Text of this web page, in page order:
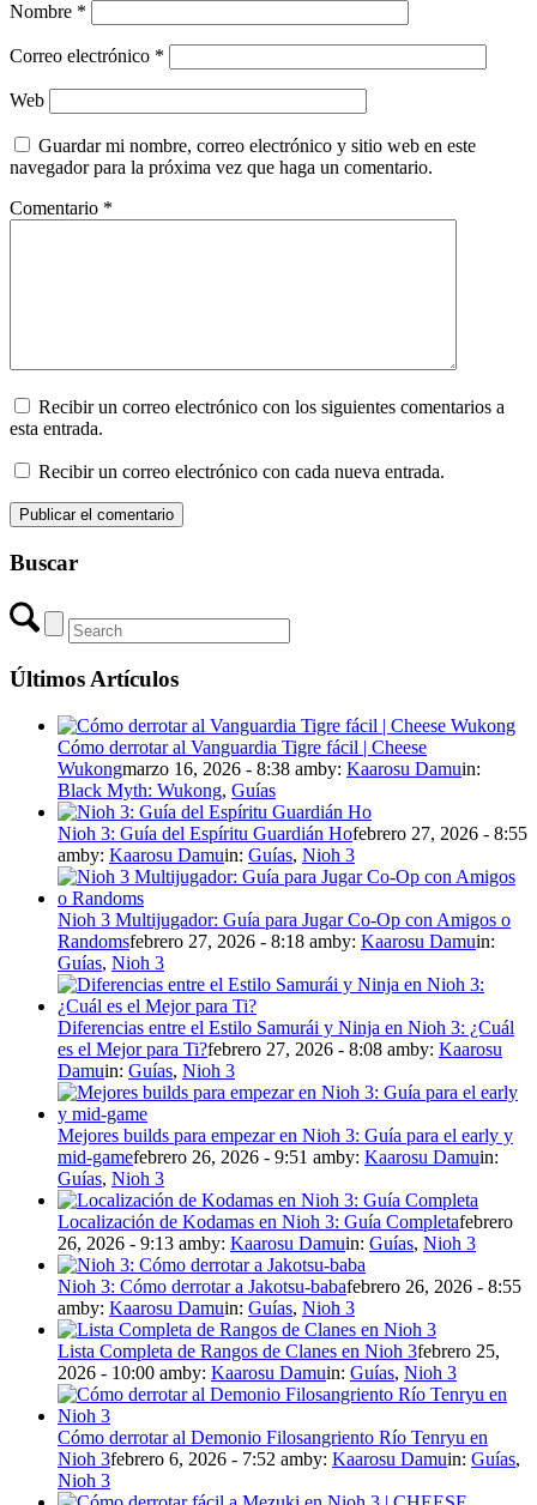
Nombre *
Correo electrónico *
Web
Guardar mi nombre, correo electrónico y sitio web en este
navegador para la próxima vez que haga un comentario.
Comentario *
Recibir un correo electrónico con los siguientes comentarios a
esta entrada.
Recibir un correo electrónico con cada nueva entrada.
Buscar
Últimos Artículos
Cómo derrotar al Vanguardia Tigre fácil | Cheese
Wukongmarzo 16, 2026 - 8:38 amby: Kaarosu Damuin:
Black Myth: Wukong, Guías
Nioh 3: Guía del Espíritu Guardián Hofebrero 27, 2026 - 8:55
amby: Kaarosu Damuin: Guías, Nioh 3
Nioh 3 Multijugador: Guía para Jugar Co-Op con Amigos o
Randomsfebrero 27, 2026 - 8:18 amby: Kaarosu Damuin:
Guías, Nioh 3
Diferencias entre el Estilo Samurái y Ninja en Nioh 3: ¿Cuál
es el Mejor para Ti?febrero 27, 2026 - 8:08 amby: Kaarosu
Damuin: Guías, Nioh 3
Mejores builds para empezar en Nioh 3: Guía para el early y
mid-gamefebrero 26, 2026 - 9:51 amby: Kaarosu Damuin:
Guías, Nioh 3
Localización de Kodamas en Nioh 3: Guía Completafebrero
26, 2026 - 9:13 amby: Kaarosu Damuin: Guías, Nioh 3
Nioh 3: Cómo derrotar a Jakotsu-babafebrero 26, 2026 - 8:55
amby: Kaarosu Damuin: Guías, Nioh 3
Lista Completa de Rangos de Clanes en Nioh 3febrero 25,
2026 - 10:00 amby: Kaarosu Damuin: Guías, Nioh 3
Cómo derrotar al Demonio Filosangriento Río Tenryu en
Nioh 3febrero 6, 2026 - 7:52 amby: Kaarosu Damuin: Guías,
Nioh 3